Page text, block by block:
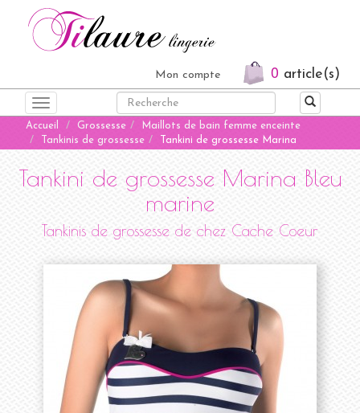
Mon compte 0 article(s)
Toggle
navigation
Accueil Grossesse
Maillots de bain femme enceinte
Tankinis de grossesse
Tankini de grossesse Marina
Tankini de grossesse Marina Bleu
marine
Tankinis de grossesse de chez Cache Coeur